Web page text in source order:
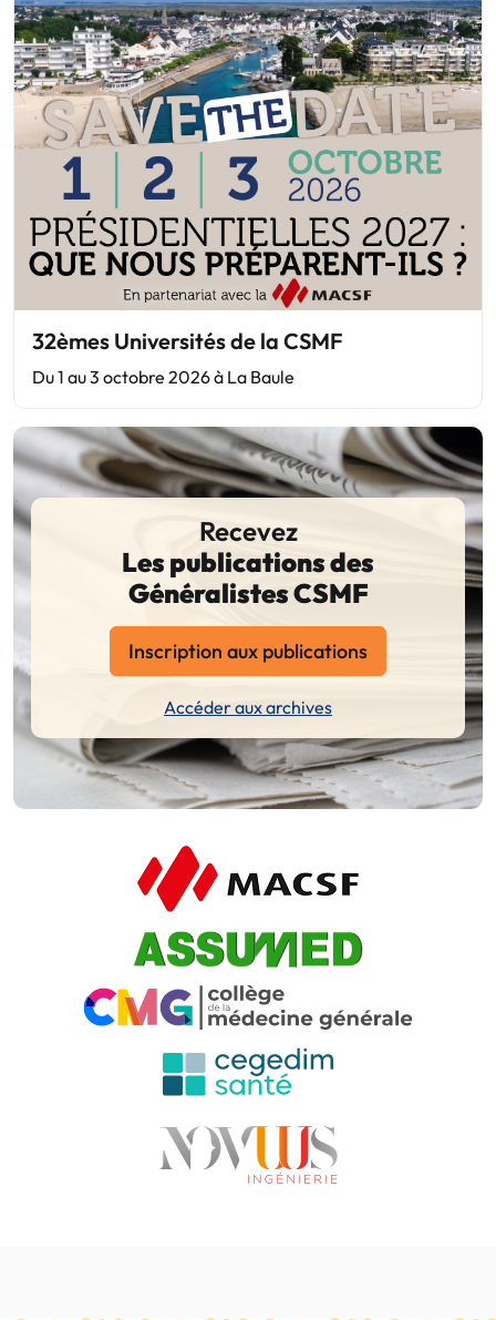
32èmes Universités de la CSMF
Du 1 au 3 octobre 2026 à La Baule
Recevez
Les publications des
Généralistes CSMF
Inscription aux publications
Accéder aux archives